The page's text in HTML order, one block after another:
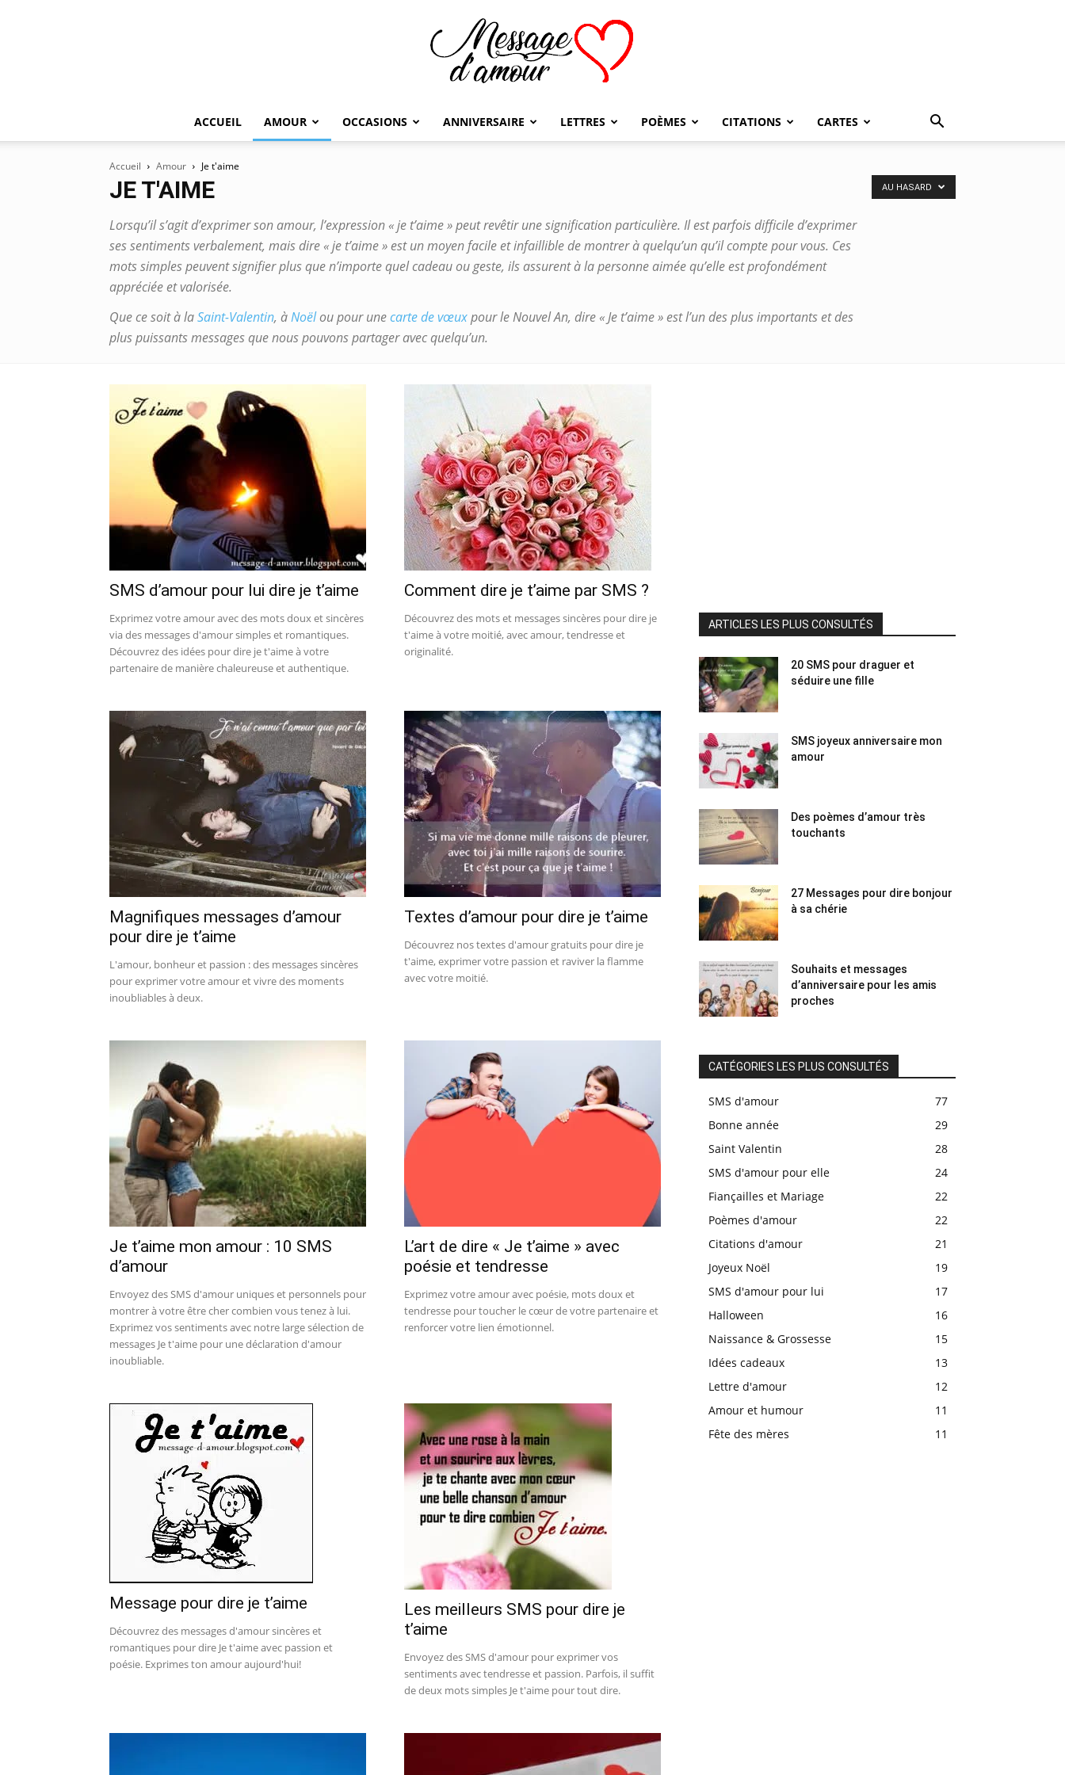
Message
d'amour
ACCUEIL AMOUR OCCASIONS ANNIVERSAIRE LETTRES POÈMES CITATIONS CARTES
Accueil Amour Je t'aime
JE T'AIME
Lorsqu’il s’agit d’exprimer son amour, l’expression « je t’aime » peut revêtir une signification particulière. Il est parfois difficile d’exprimer
ses sentiments verbalement, mais dire « je t’aime » est un moyen facile et infaillible de montrer à quelqu’un qu’il compte pour vous. Ces
mots simples peuvent signifier plus que n’importe quel cadeau ou geste, ils assurent à la personne aimée qu’elle est profondément
appréciée et valorisée.
Que ce soit à laSaint-Valentin, àNoëlou pour unecarte de vœuxpour le Nouvel An, dire « Je t’aime » est l’un des plus importants et des
plus puissants messages que nous pouvons partager avec quelqu’un.
AU HASARD
SMS d’amour pour lui dire je t’aime
Exprimez votre amour avec des mots doux et sincères
via des messages d'amour simples et romantiques.
Découvrez des idées pour dire je t'aime à votre
partenaire de manière chaleureuse et authentique.
Comment dire je t’aime par SMS ?
Découvrez des mots et messages sincères pour dire je
t'aime à votre moitié, avec amour, tendresse et
originalité.
Magnifiques messages d’amour
pour dire je t’aime
L'amour, bonheur et passion : des messages sincères
pour exprimer votre amour et vivre des moments
inoubliables à deux.
Textes d’amour pour dire je t’aime
Découvrez nos textes d'amour gratuits pour dire je
t'aime, exprimer votre passion et raviver la flamme
avec votre moitié.
Je t’aime mon amour : 10 SMS
d’amour
Envoyez des SMS d'amour uniques et personnels pour
montrer à votre être cher combien vous tenez à lui.
Exprimez vos sentiments avec notre large sélection de
messages Je t'aime pour une déclaration d'amour
inoubliable.
L’art de dire « Je t’aime » avec
poésie et tendresse
Exprimez votre amour avec poésie, mots doux et
tendresse pour toucher le cœur de votre partenaire et
renforcer votre lien émotionnel.
Message pour dire je t’aime
Découvrez des messages d'amour sincères et
romantiques pour dire Je t'aime avec passion et
poésie. Exprimes ton amour aujourd'hui!
Les meilleurs SMS pour dire je
t’aime
Envoyez des SMS d'amour pour exprimer vos
sentiments avec tendresse et passion. Parfois, il suffit
de deux mots simples Je t'aime pour tout dire.
ARTICLES LES PLUS CONSULTÉS
20 SMS pour draguer et
séduire une fille
SMS joyeux anniversaire mon
amour
Des poèmes d’amour très
touchants
27 Messages pour dire bonjour
à sa chérie
Souhaits et messages
d’anniversaire pour les amis
proches
CATÉGORIES LES PLUS CONSULTÉS
SMS d'amour
77
Bonne année
29
Saint Valentin
28
SMS d'amour pour elle
24
Fiançailles et Mariage
22
Poèmes d'amour
22
Citations d'amour
21
Joyeux Noël
19
SMS d'amour pour lui
17
Halloween
16
Naissance & Grossesse
15
Idées cadeaux
13
Lettre d'amour
12
Amour et humour
11
Fête des mères
11